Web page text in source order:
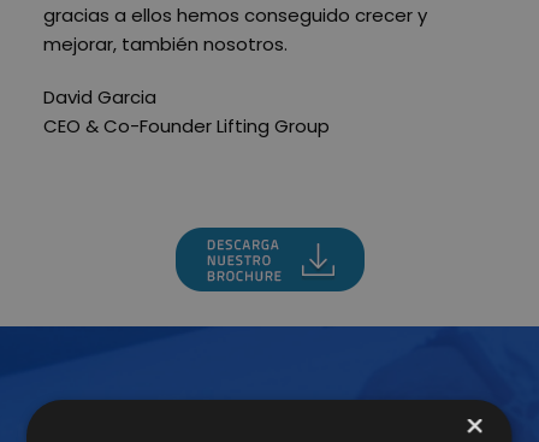
gracias a ellos hemos conseguido crecer y
mejorar, también nosotros.
David Garcia
CEO & Co-Founder Lifting Group
×